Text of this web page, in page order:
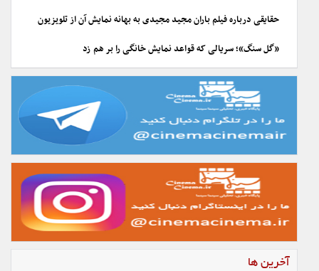
حقایقی درباره فیلم باران مجید مجیدی به بهانه نمایش آن از تلویزیون
«گل سنگ»؛ سریالی که قواعد نمایش خانگی را بر هم زد
آخرین ها